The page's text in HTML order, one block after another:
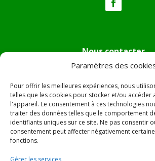
Paramètres des
Pour offrir les meilleures expériences, nous
telles que les cookies pour stocker et/ou accéder
l'appareil. Le consentement à ces technologies
traiter des données telles que le comportement
identifiants uniques sur ce site. Ne pas consentir
consentement peut affecter négativement
fonctions.
Gérer les services
Nous contacter
Tél :04.95.36.24.02
Mail:
Adresse :Hôtel de ville de
Le village
20230 Pietra di Verde
© 2022 Mairie de Pietra Di Verde –